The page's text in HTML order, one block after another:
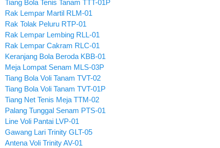
Tiang Bola Tenis Tanam TTT-01P
Rak Lempar Martil RLM-01
Rak Tolak Peluru RTP-01
Rak Lempar Lembing RLL-01
Rak Lempar Cakram RLC-01
Keranjang Bola Beroda KBB-01
Meja Lompat Senam MLS-03P
Tiang Bola Voli Tanam TVT-02
Tiang Bola Voli Tanam TVT-01P
Tiang Net Tenis Meja TTM-02
Palang Tunggal Senam PTS-01
Line Voli Pantai LVP-01
Gawang Lari Trinity GLT-05
Antena Voli Trinity AV-01